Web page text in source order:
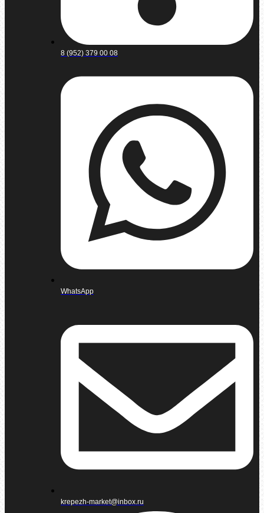
8 (952) 379 00 08
WhatsApp
krepezh-market@inbox.ru